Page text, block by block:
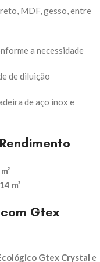
MDF, gesso, entre
a necessidade
de diluição
de aço inox e
14 m²
Gtex
Gtex Crystal e